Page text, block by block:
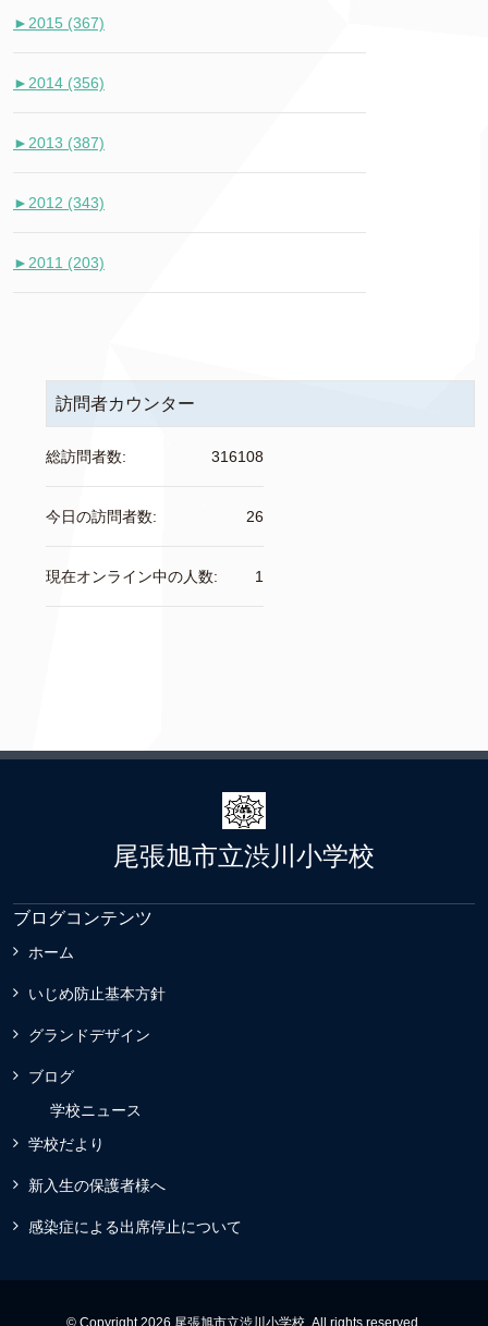
► 2015 (367)
► 2014 (356)
► 2013 (387)
► 2012 (343)
► 2011 (203)
訪問者カウンター
316108
総訪問者数:
26
今日の訪問者数:
1
現在オンライン中の人数:
尾張旭市立渋川小学校
ブログコンテンツ
ホーム
いじめ防止基本方針
グランドデザイン
ブログ
学校ニュース
学校だより
新入生の保護者様へ
感染症による出席停止について
© Copyright 2026 尾張旭市立渋川小学校. All rights reserved.